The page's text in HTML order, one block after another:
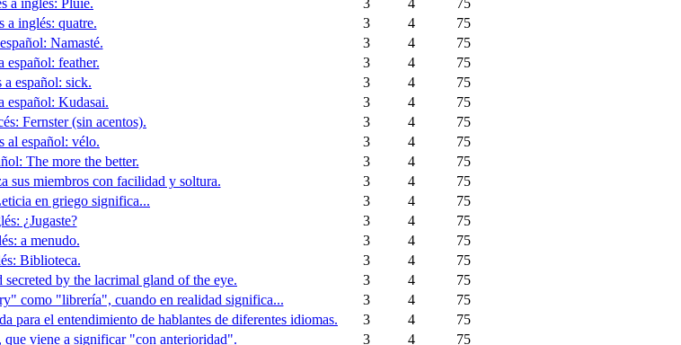
a inglés: quatre. 3 4
75
Namasté. 3 4
75
español: feather. 3 4
75
a español: sick. 3 4
75
español: Kudasai. 3 4
75
Fernster (sin acentos). 3 4
75
al español: vélo. 3 4
75
The more the better. 3 4
75
sus miembros con facilidad y soltura. 3 4
75
en griego significa... 3 4
75
¿Jugaste? 3 4
75
a menudo. 3 4
75
Biblioteca. 3 4
75
by the lacrimal gland of the eye. 3 4
75
como "librería", cuando en realidad significa... 3 4
75
para el entendimiento de hablantes de diferentes idiomas. 3 4
75
que viene a significar "con anterioridad". 3 4
75